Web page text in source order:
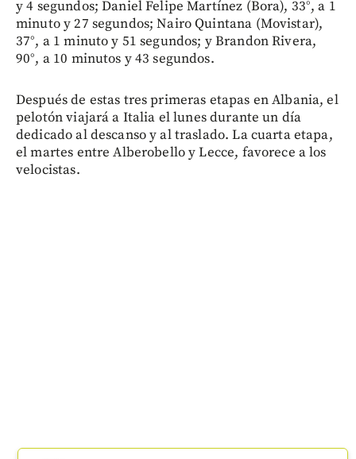
y 4 segundos; Daniel Felipe Martínez (Bora), 33°, a 1
minuto y 27 segundos; Nairo Quintana (Movistar),
37°, a 1 minuto y 51 segundos; y Brandon Rivera,
90°, a 10 minutos y 43 segundos.
Después de estas tres primeras etapas en Albania, el
pelotón viajará a Italia el lunes durante un día
dedicado al descanso y al traslado. La cuarta etapa,
el martes entre Alberobello y Lecce, favorece a los
velocistas.